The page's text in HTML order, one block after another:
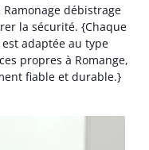
débistrage
la sécurité. {Chaque
adaptée au type
propres à Romange,
fiable et durable.}